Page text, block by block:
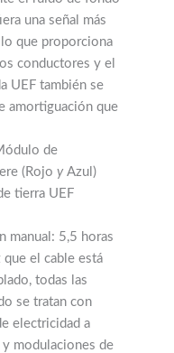
una señal más
que proporciona
conductores y el
UEF también se
amortiguación que
de
(Rojo yAzul)
tierra UEF
manual: 5,5 horas
que el cable está
todas las
se tratan con
electricidad a
modulaciones de